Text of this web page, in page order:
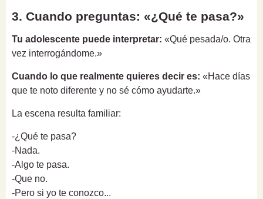
3. Cuando preguntas: «¿Qué te pasa?»
Tu adolescente puede interpretar: «Qué pesada/o. Otra
vez interrogándome.»
Cuando lo que realmente quieres decir es: «Hace días
que te noto diferente y no sé cómo ayudarte.»
La escena resulta familiar:
-¿Qué te pasa?
-Nada.
-Algo te pasa.
-Que no.
-Pero si yo te conozco...